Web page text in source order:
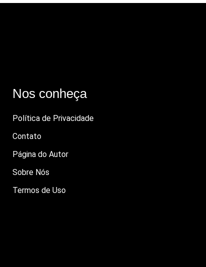
Nos conheça
Política de Privacidade
Contato
Página do Autor
Sobre Nós
Termos de Uso